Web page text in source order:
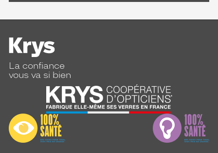
La confiance
vous va si bien